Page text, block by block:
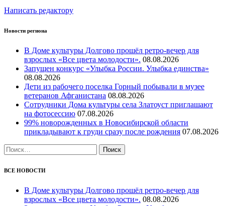
Написать редактору
Новости региона
В Доме культуры Долгово прошёл ретро-вечер для
взрослых «Все цвета молодости». 08.08.2026
Запущен конкурс «Улыбка России. Улыбка единства»
08.08.2026
Дети из рабочего поселка Горный побывали в музее
ветеранов Афганистана 08.08.2026
Сотрудники Дома культуры села Златоуст приглашают
на фотосессию 07.08.2026
99% новорожденных в Новосибирской области
прикладывают к груди сразу после рождения 07.08.2026
Найти:
ВСЕ НОВОСТИ
В Доме культуры Долгово прошёл ретро-вечер для
взрослых «Все цвета молодости». 08.08.2026